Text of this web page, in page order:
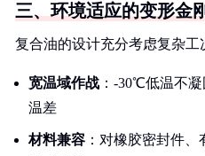
三、环境适应的变形金
复合油的设计充分考虑复杂工
宽温域作战 ：-30℃低温不
温差
材料兼容 ：对橡胶密封件